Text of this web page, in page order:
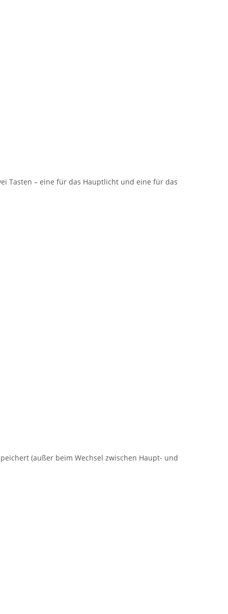
Tasten – eine für das Hauptlicht und eine für das
(außer beim Wechsel zwischen Haupt- und